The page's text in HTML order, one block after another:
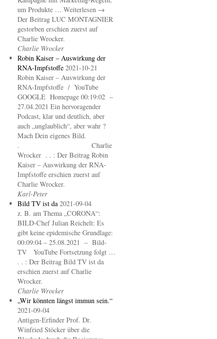
um Produkte … Weiterlesen →
Der Beitrag LUC MONTAGNIER
gestorben erschien zuerst auf
Charlie Wrocker.
Charlie Wrocker
Robin Kaiser – Auswirkung der
RNA-Impfstoffe 2021-10-21
Robin Kaiser – Auswirkung der
RNA-Impfstoffe / YouTube
GOOGLE Homepage 00:19:02 –
27.04.2021 Ein hervoragender
Podcast, klar und deutlich, aber
auch „unglaublich“, aber wahr ?
Mach Dein eigenes Bild.
. Charlie
Wrocker . . : Der Beitrag Robin
Kaiser – Auswirkung der RNA-
Impfstoffe erschien zuerst auf
Charlie Wrocker.
Karl-Peter
Bild TV ist da 2021-09-04
z. B. am Thema „CORONA“:
BILD-Chef Julian Reichelt: Es
gibt keine epidemische Grundlage:
00:09:04 – 25.08.2021 – Bild-
TV YouTube Fortsetzung folgt …
. . : Der Beitrag Bild TV ist da
erschien zuerst auf Charlie
Wrocker.
Charlie Wrocker
„Wir könnten längst immun sein.“
2021-09-04
Antigen-Erfinder Prof. Dr.
Winfried Stöcker über die